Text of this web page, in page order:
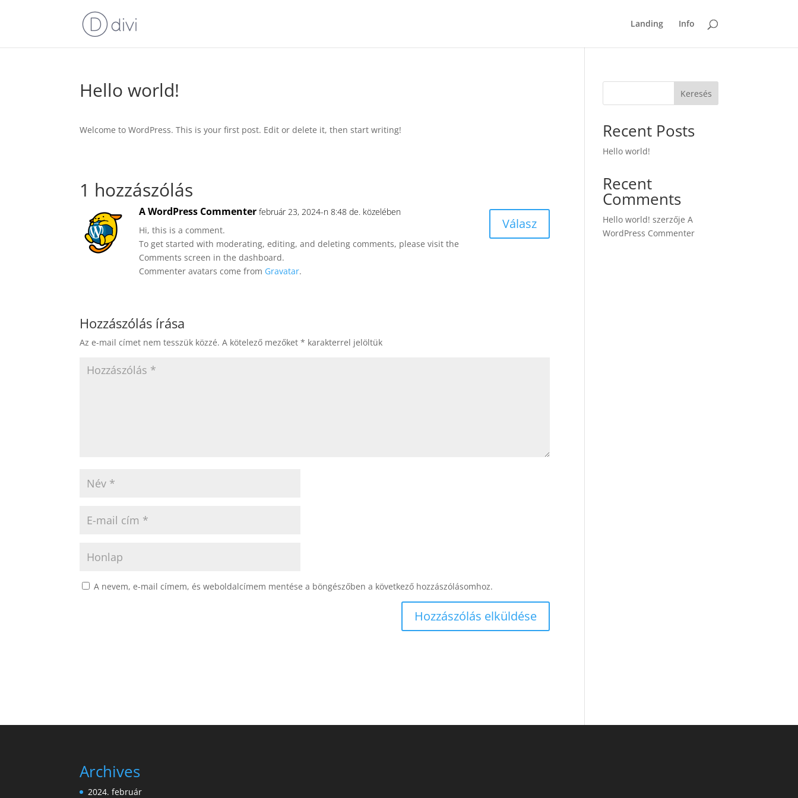
Landing Info
Hello world!
Welcome to WordPress. This is your first post. Edit or delete it, then start writing!
1 hozzászólás
A WordPress Commenter február 23, 2024-n 8:48 de. közelében
Hi, this is a comment.
To get started with moderating, editing, and deleting comments, please visit the
Comments screen in the dashboard.
Commenter avatars come from Gravatar.
Válasz
Hozzászólás írása
Az e-mail címet nem tesszük közzé. A kötelező mezőket* karakterrel jelöltük
A nevem, e-mail címem, és weboldalcímem mentése a böngészőben a következő hozzászólásomhoz.
Keresés
Recent Posts
Hello world!
Recent
Comments
Hello world! szerzőjeA
WordPress Commenter
Archives
2024. február